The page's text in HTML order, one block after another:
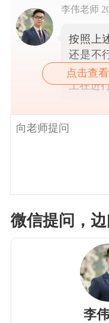
李伟老师
按照上
还是不
统不兼
上在进
点击查
微信提问，
李